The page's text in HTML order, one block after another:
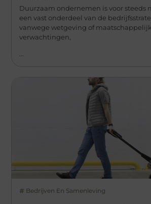
Duurzaam ondernemen is voor steeds
een vast onderdeel van de
vanwege wetgeving of
verwachtingen,
Bedrijven En Samenleving